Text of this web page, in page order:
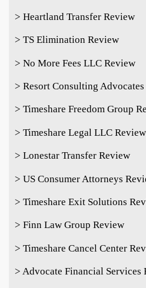
> Heartland Transfer Review
> TS Elimination Review
> No More Fees LLC Review
> Resort Consulting
> Timeshare Freedom Group
> Timeshare Legal LLC Review
> Lonestar Transfer Review
> US Consumer Attorneys
> Timeshare Exit Solutions
> Finn Law Group Review
> Timeshare Cancel Center
> Advocate Financial Services